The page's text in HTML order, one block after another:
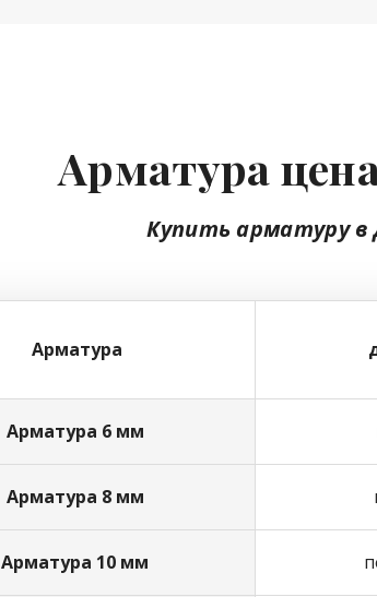
Арматура
Купить арматуру в
Арматура
Арматура 6 мм
Арматура 8 мм
Арматура 10 мм